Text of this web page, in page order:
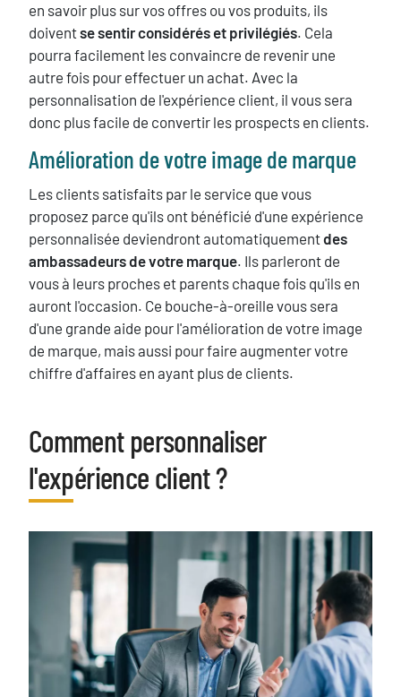
en savoir plus sur vos offres ou vos produits, ils
doiventse sentir considérés et privilégiés. Cela
pourra facilement les convaincre de revenir une
autre fois pour effectuer un achat. Avec la
personnalisation de l'expérience client, il vous sera
donc plus facile de convertir les prospects en clients.
Amélioration de votre image de marque
Les clients satisfaits par le service que vous
proposez parce qu'ils ont bénéficié d'une expérience
personnalisée deviendront automatiquementdes
ambassadeurs de votre marque. Ils parleront de
vous à leurs proches et parents chaque fois qu'ils en
auront l'occasion. Ce bouche-à-oreille vous sera
d'une grande aide pour l'amélioration de votre image
de marque, mais aussi pour faire augmenter votre
chiffre d'affaires en ayant plus de clients.
Titre
Comment personnaliser
l'expérience client ?